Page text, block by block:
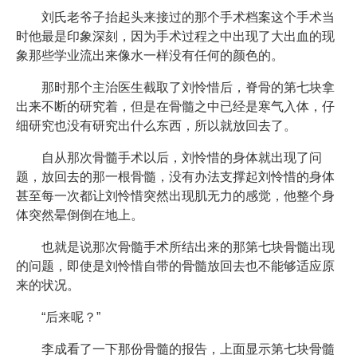
刘氏老爷子抬起头来接过的那个手术档案这个手术当
时他最是印象深刻，因为手术过程之中出现了大出血的现
象那些学业流出来像水一样没有任何的颜色的。
那时那个主治医生截取了刘怜惜后，脊骨的第七块拿
出来不断的研究着，但是在骨髓之中已经是寒气入体，仔
细研究也没有研究出什么东西，所以就放回去了。
自从那次骨髓手术以后，刘怜惜的身体就出现了问
题，放回去的那一根骨髓，没有办法支撑起刘怜惜的身体
甚至每一次都让刘怜惜突然出现肌无力的感觉，他整个身
体突然晕倒倒在地上。
也就是说那次骨髓手术所结出来的那第七块骨髓出现
的问题，即使是刘怜惜自带的骨髓放回去也不能够适应原
来的状况。
“后来呢？”
李成看了一下那份骨髓的报告，上面显示第七块骨髓